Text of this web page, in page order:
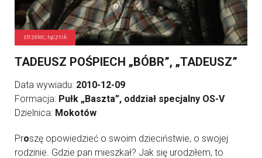
strzelec, łącznik
TADEUSZ POŚPIECH „BÓBR”, „TADEUSZ”
Data wywiadu: 2010-12-09
Formacja: Pułk „Baszta”, oddział specjalny OS-V
Dzielnica: Mokotów
Proszę opowiedzieć o swoim dzieciństwie, o swojej
rodzinie. Gdzie pan mieszkał? Jak się urodziłem, to